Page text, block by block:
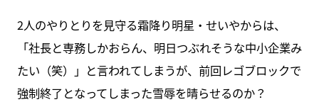
2人のやりとりを見守る霜降り明星・せいやからは、
「社長と専務しかおらん、明日つぶれそうな中小企業み
たい（笑）」と言われてしまうが、前回レゴブロックで
強制終了となってしまった雪辱を晴らせるのか？